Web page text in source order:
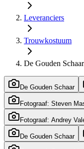
Leveranciers
Trouwkostuum
De Gouden Schaar
De Gouden Schaar
Fotograaf: Steven
Fotograaf: Andrey
De Gouden Schaar